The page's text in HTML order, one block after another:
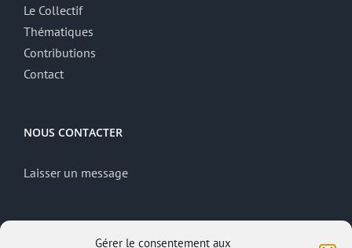
Gérer le consentement aux
Le Collectif
Thématiques
Contributions
Contact
NOUS CONTACTER
Laisser un message